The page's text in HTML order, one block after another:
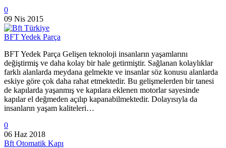
0
09 Nis 2015
BFT Yedek Parça
BFT Yedek Parça Gelişen teknoloji insanların yaşamlarını
değiştirmiş ve daha kolay bir hale getirmiştir. Sağlanan kolaylıklar
farklı alanlarda meydana gelmekte ve insanlar söz konusu alanlarda
eskiye göre çok daha rahat etmektedir. Bu gelişmelerden bir tanesi
de kapılarda yaşanmış ve kapılara eklenen motorlar sayesinde
kapılar el değmeden açılıp kapanabilmektedir. Dolayısıyla da
insanların yaşam kaliteleri…
0
06 Haz 2018
Bft Otomatik Kapı